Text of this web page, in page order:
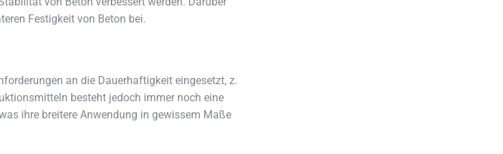
Festigkeit von Beton bei.
an die Dauerhaftigkeit eingesetzt, z.
besteht jedoch immer noch eine
ihre breitere Anwendung in gewissem Maße